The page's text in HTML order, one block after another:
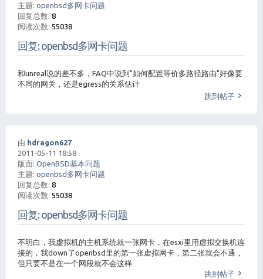
主题: openbsd多网卡问题
回复总数: 8
阅读次数: 55038
回复: openbsd多网卡问题
和unreal说的差不多，FAQ中说到"如何配置等价多路径路由"好像要
不同的网关，还是egress的关系估计
跳到帖子
由 hdragon627
2011-05-11 18:58
版面: OpenBSD基本问题
主题: openbsd多网卡问题
回复总数: 8
阅读次数: 55038
回复: openbsd多网卡问题
不明白，我虚拟机的主机系统就一张网卡，在esxi里用虚拟交换机连
接的，我down了openbsd里的第一张虚拟网卡，第二张就会不通，
但只要不是在一个网段就不会这样
跳到帖子